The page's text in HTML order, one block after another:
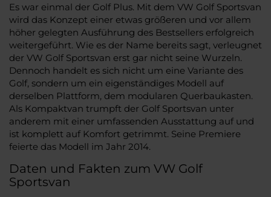
Es war einmal der Golf Plus. Mit dem VW Golf Sportsvan
wird das Konzept einer etwas größeren und vor allem
höher gelegten Ausführung des Bestsellers erfolgreich
weitergeführt. Wie es der Name bereits sagt, verleugnet
der VW Golf Sportsvan erst gar nicht seine Wurzeln.
Dennoch handelt es sich nicht um eine Variante des
Golf, sondern um ein eigenständiges Modell auf
derselben Plattform, dem modularen Querbaukasten.
Als Kompaktvan trumpft der Golf Sportsvan unter
anderem mit einer umfassenden Ausstattung auf und
ist komplett auf Komfort getrimmt. Seine Premiere
feierte das Modell im Jahr 2014.
Daten und Fakten zum VW Golf
Sportsvan